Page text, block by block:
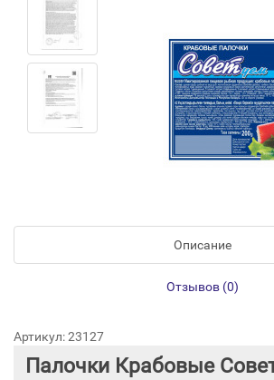
Описание
Отзывов (0)
Артикул: 23127
Палочки Крабовые